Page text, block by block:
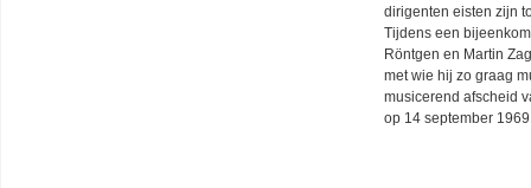
dirigenten eisten zijn
Tijdens een
Röntgen en Martin
met wie hij zo graag
musicerend afscheid
op 14 september